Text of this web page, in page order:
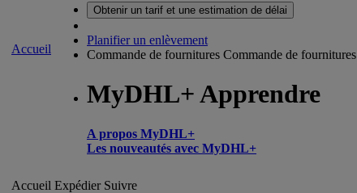
Accueil
Obtenir un tarif et une estimation de délai
Planifier un enlèvement
Commande de fournitures Commande de fournitures
MyDHL+ Apprendre
A propos MyDHL+
Les nouveautés avec MyDHL+
Accueil Expédier Suivre